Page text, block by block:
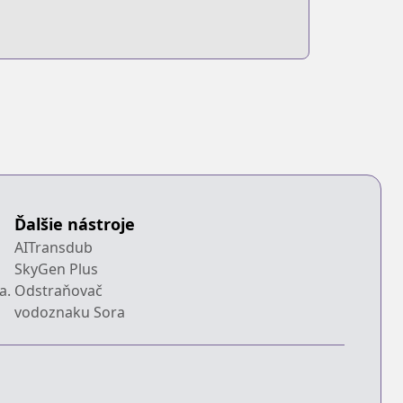
Ďalšie nástroje
AITransdub
SkyGen Plus
Odstraňovač
vodoznaku Sora